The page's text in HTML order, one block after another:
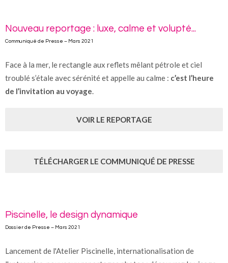
Nouveau reportage : luxe, calme et volupté...
Communiqué de Presse – Mars 2021
Face à la mer, le rectangle aux reflets mêlant pétrole et ciel
troublé s’étale avec sérénité et appelle au calme : c’est l’heure
de l’invitation au voyage.
VOIR LE REPORTAGE
TÉLÉCHARGER LE COMMUNIQUÉ DE PRESSE
Piscinelle, le design dynamique
Dossier de Presse – Mars 2021
Lancement de l'Atelier Piscinelle, internationalisation de